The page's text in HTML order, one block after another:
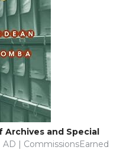
Archives and Special
AD | CommissionsEarned